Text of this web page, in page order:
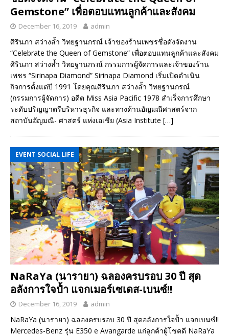
Gemstone” เพื่อตอบแทนลูกค้าและสังคม
December 16, 2019 admin
ศิรินภา สว่างล้ำ วิทยฐานกรณ์ เจ้าของร้านเพชรชื่อดังจัดงาน
“Celebrate the Queen of Gemstone” เพื่อตอบแทนลูกค้าและสังคม
ศิรินภา สว่างล้ำ วิทยฐานกรณ์ กรรมการผู้จัดการและเจ้าของร้าน
เพชร “Sirinapa Diamond” Sirinapa Diamond เริ่มเปิดดำเนิน
กิจการตั้งแต่ปี 1991 โดยคุณศิรินภา สว่างล้ำ วิทยฐานกรณ์
(กรรมการผู้จัดการ) อดีต Miss Asia Pacific 1978 สำเร็จการศึกษา
ระดับปริญญาตรีบริหารธุรกิจ และทางด้านอัญมณีศาสตร์จาก
สถาบันอัญมณี- ศาสตร์ แห่งเอเชีย (Asia Institute […]
EVENT SOCIAL LIFE
NaRaYa (นารายา) ฉลองครบรอบ 30 ปี สุด
อลังการใจป้ำ แจกเมอร์เซเดส-เบนซ์!!
December 16, 2019 admin
NaRaYa (นารายา) ฉลองครบรอบ 30 ปี สุดอลังการใจป้ำ แจกเบนซ์!!
Mercedes-Benz รุ่น E350 e Avangarde แก่ลูกค้าผู้โชคดี NaRaYa